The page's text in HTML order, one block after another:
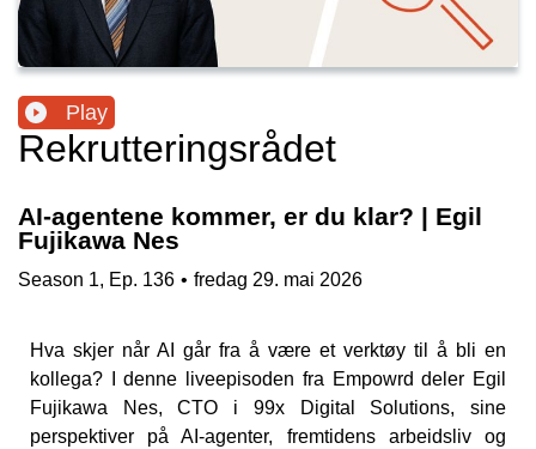
Play
Rekrutteringsrådet
AI-agentene kommer, er du klar? | Egil
Fujikawa Nes
Season 1, Ep. 136 • fredag 29. mai 2026
Hva skjer når AI går fra å være et verktøy til å bli en
kollega? I denne liveepisoden fra Empowrd deler Egil
Fujikawa Nes, CTO i 99x Digital Solutions, sine
perspektiver på AI-agenter, fremtidens arbeidsliv og